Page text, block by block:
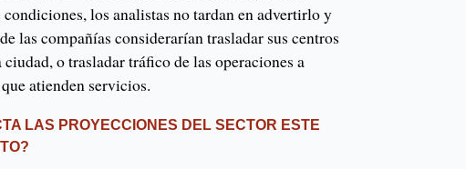
los analistas no tardan en advertirlo y
las compañías considerarían trasladar sus centros
ciudad, o trasladar tráfico de las operaciones a
atienden servicios.
LAS PROYECCIONES DEL SECTOR ESTE